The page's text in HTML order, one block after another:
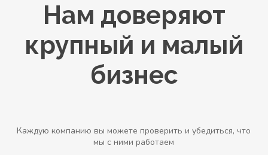
Нам доверяют
крупный и малый
бизнес
Каждую компанию вы можете проверить и убедиться, что
мы с ними работаем